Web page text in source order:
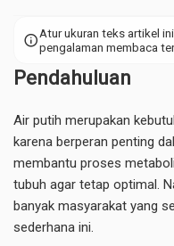
infoAtur ukuran teks artikel
pengalaman membaca
Pendahuluan
Air putih merupakan
karena berperan penting
membantu proses
tubuh agar tetap optimal.
banyak masyarakat yang
sederhana ini.